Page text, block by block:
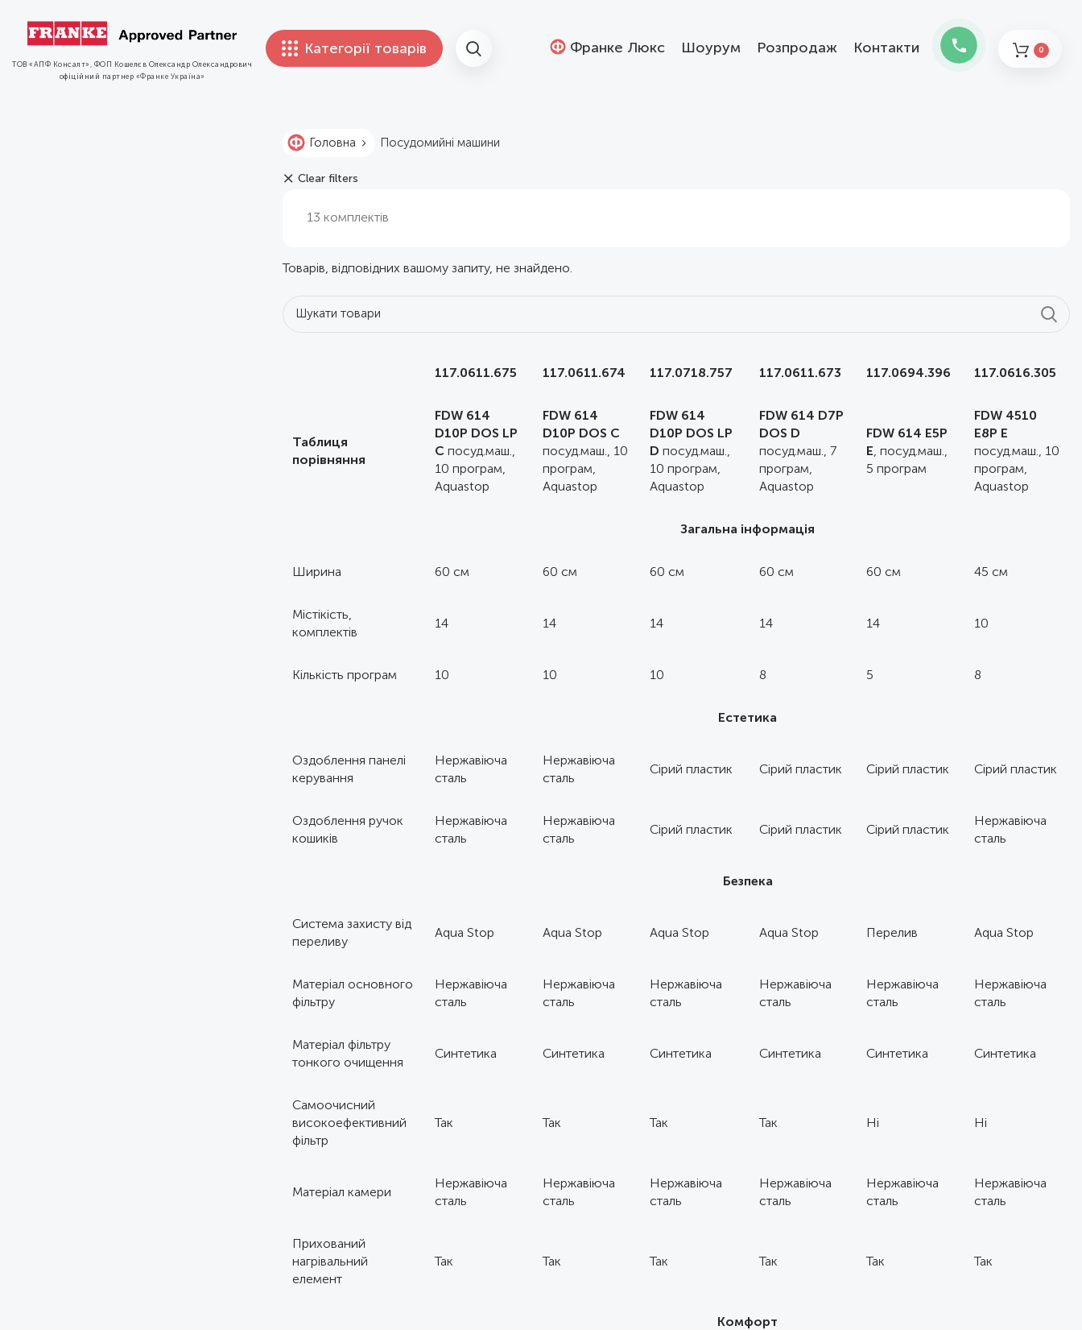
ТОВ «АПФ Консалт», ФОП Кошелєв Олександр Олександрович
офіційний партнер «Франке Україна»
Категорії товарів Франке Люкс Шоурум Розпродаж Контакти 0
Головна Посудомийні машини
Clear filters
13 комплектів
Товарів, відповідних вашому запиту, не знайдено.
117.0611.675 117.0611.674 117.0718.757 117.0611.673 117.0694.396 117.0616.305
Таблиця
порівняння
FDW 614
D10P DOS LP
C посуд.маш.,
10 програм,
Aquastop
FDW 614
D10P DOS C
посуд.маш., 10
програм,
Aquastop
FDW 614
D10P DOS LP
D посуд.маш.,
10 програм,
Aquastop
FDW 614 D7P
DOS D
посуд.маш., 7
програм,
Aquastop
FDW 614 E5P
E, посуд.маш.,
5 програм
FDW 4510
E8P E
посуд.маш., 10
програм,
Aquastop
Загальна інформація
Ширина 60 см 60 см 60 см 60 см 60 см 45 см
Містікість,
комплектів
14 14 14 14 14 10
Кількість програм 10 10 10 8 5 8
Естетика
Оздоблення панелі
керування
Нержавіюча
сталь
Нержавіюча
сталь
Сірий пластик Сірий пластик Сірий пластик Сірий пластик
Оздоблення ручок
кошиків
Нержавіюча
сталь
Нержавіюча
сталь
Сірий пластик Сірий пластик Сірий пластик
Нержавіюча
сталь
Безпека
Система захисту від
переливу
Aqua Stop Aqua Stop Aqua Stop Aqua Stop Перелив Aqua Stop
Матеріал основного
фільтру
Нержавіюча
сталь
Нержавіюча
сталь
Нержавіюча
сталь
Нержавіюча
сталь
Нержавіюча
сталь
Нержавіюча
сталь
Матеріал фільтру
тонкого очищення
Синтетика Синтетика Синтетика Синтетика Синтетика Синтетика
Самоочисний
високоефективний
фільтр
Так Так Так Так Ні Ні
Матеріал камери
Нержавіюча
сталь
Нержавіюча
сталь
Нержавіюча
сталь
Нержавіюча
сталь
Нержавіюча
сталь
Нержавіюча
сталь
Прихований
нагрівальний
елемент
Так Так Так Так Так Так
Комфорт